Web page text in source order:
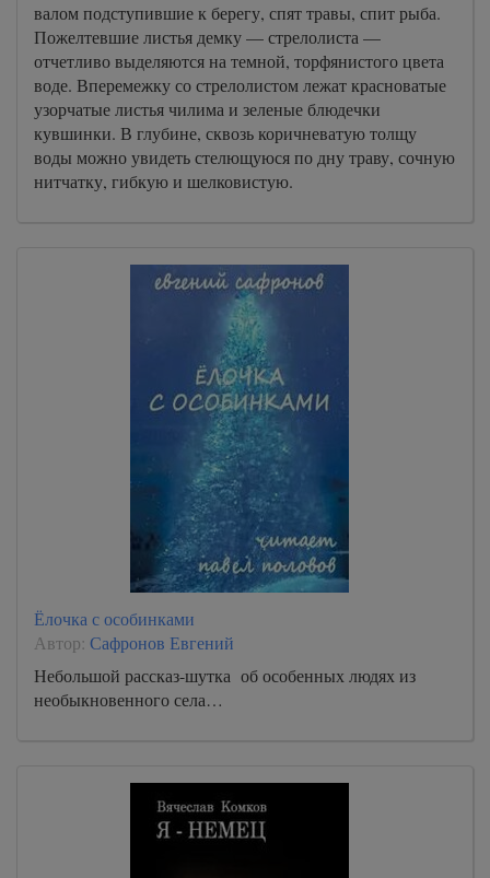
валом подступившие к берегу, спят травы, спит рыба.
Пожелтевшие листья демку — стрелолиста —
отчетливо выделяются на темной, торфянистого цвета
воде. Вперемежку со стрелолистом лежат красноватые
узорчатые листья чилима и зеленые блюдечки
кувшинки. В глубине, сквозь коричневатую толщу
воды можно увидеть стелющуюся по дну траву, сочную
нитчатку, гибкую и шелковистую.
Ёлочка с особинками
Автор: Сафронов Евгений
Небольшой рассказ-шутка об особенных людях из
необыкновенного села…